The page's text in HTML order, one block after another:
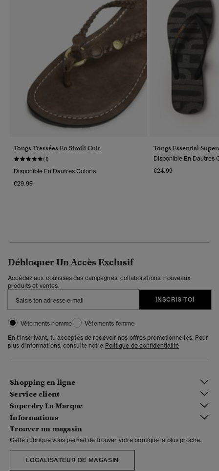
Tongs Tressées En Simili Cuir
(1)
Disponible En Dautres Coloris
€29.99
Tongs Essential
Disponible En Dautres
€24.99
Débloquer Un Accès Exclusif
Accédez aux coulisses des campagnes, collaborations, nouveaux
produits et ventes.
INSCRIS-TOI
Vêtements homme
Vêtements femme
En t'inscrivant, tu acceptes de recevoir nos offres promotionnelles. Pour
plus d'informations, consulte notre Politique de confidentialité
Shopping en ligne
Service client
Superdry La Marque
Informations
Trouver un magasin
Cette rubrique vous permet de trouver votre boutique la plus proche.
LOCALISATEUR DE MAGASIN